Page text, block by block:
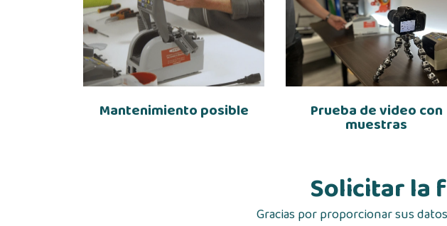
Mantenimiento posible Prueba de video con
muestras
Solicitar la
Gracias por proporcionar sus